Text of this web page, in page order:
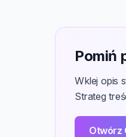
Pomiń
Wklej opis
Strateg
Otwórz